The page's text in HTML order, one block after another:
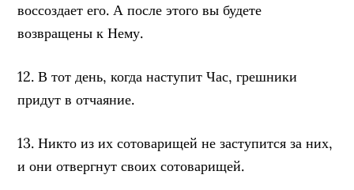
воссоздает его. А после этого вы будете
возвращены к Нему.
12. В тот день, когда наступит Час, грешники
придут в отчаяние.
13. Никто из их сотоварищей не заступится за них,
и они отвергнут своих сотоварищей.